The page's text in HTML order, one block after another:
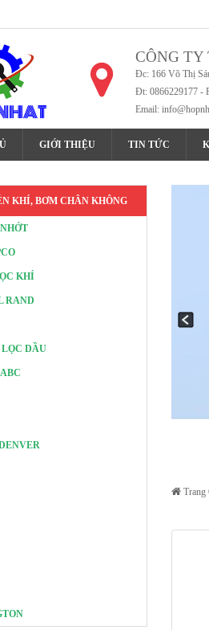
CÔNG
Đc: 166 Võ Thị
Đt: 0866229177 -
Email:
GIỚI THIỆU TIN TỨC
KHÍ, BƠM CHÂN KHÔNG
KHÍ
RAND
LỌC DẦU
Trang